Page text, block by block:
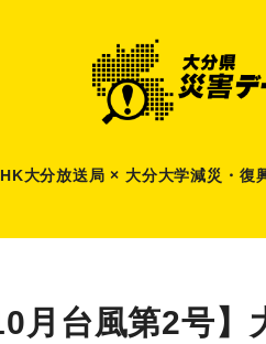
大分放送局 × 大分大学減災 ・ 復
月台風第2号】